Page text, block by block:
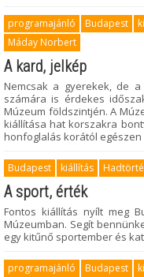
programajánló Budapest
Máday Norbert
A kard, jelkép
Nemcsak a gyerekek, de
számára is érdekes
Múzeum földszintjén. A
kiállítása hat korszakra
honfoglalás korától egészen
Budapest kiállítás
A sport, érték
Fontos kiállítás nyílt meg
Múzeumban. Segít
egy kitűnő sportember és
programajánló Budapest